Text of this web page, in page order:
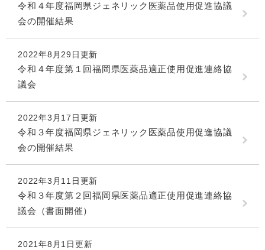
令和４年度福岡県ジェネリック医薬品使用促進協議
会の開催結果
2022年8月29日更新
令和４年度第１回福岡県医薬品適正使用促進連絡協
議会
2022年3月17日更新
令和３年度福岡県ジェネリック医薬品使用促進協議
会の開催結果
2022年3月11日更新
令和３年度第２回福岡県医薬品適正使用促進連絡協
議会（書面開催）
2021年8月1日更新